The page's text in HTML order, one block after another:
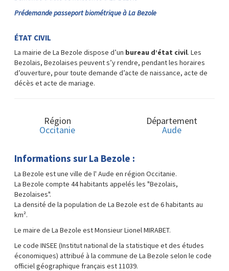
Prédemande passeport biométrique à La Bezole
ÉTAT CIVIL
La mairie de La Bezole dispose d’un bureau d’état civil. Les
Bezolais, Bezolaises peuvent s’y rendre, pendant les horaires
d’ouverture, pour toute demande d’acte de naissance, acte de
décès et acte de mariage.
Région
Occitanie
Département
Aude
Informations sur La Bezole :
La Bezole est une ville de l' Aude en région Occitanie.
La Bezole compte 44 habitants appelés les "Bezolais,
Bezolaises".
La densité de la population de La Bezole est de 6 habitants au
km².
Le maire de La Bezole est Monsieur Lionel MIRABET.
Le code INSEE (Institut national de la statistique et des études
économiques) attribué à la commune de La Bezole selon le code
officiel géographique français est 11039.